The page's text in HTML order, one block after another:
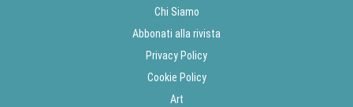
Chi Siamo
Abbonati alla rivista
Privacy Policy
Cookie Policy
Art